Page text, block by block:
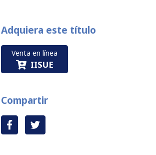
Adquiera este título
Venta en línea
IISUE
Compartir